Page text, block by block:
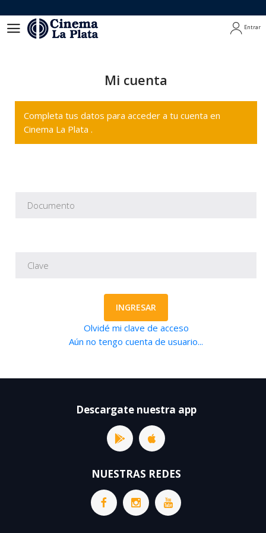
Entrar
Mi cuenta
Completa tus datos para acceder a tu cuenta en
Cinema La Plata .
INGRESAR
Olvidé mi clave de acceso
Aún no tengo cuenta de usuario...
Descargate nuestra app
NUESTRAS REDES